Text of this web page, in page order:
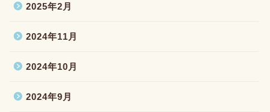
2025年2月
2024年11月
2024年10月
2024年9月